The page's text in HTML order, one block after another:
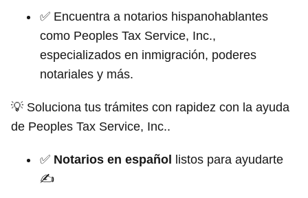
✅ Encuentra a notarios hispanohablantes
como Peoples Tax Service, Inc.,
especializados en inmigración, poderes
notariales y más.
💡 Soluciona tus trámites con rapidez con la ayuda
de Peoples Tax Service, Inc..
✅ Notarios en español listos para ayudarte
✍